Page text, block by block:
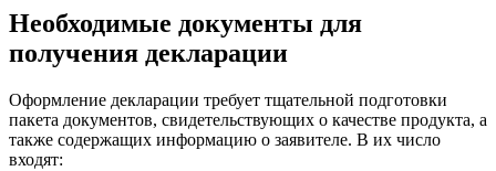
Необходимые документы для
получения декларации
Оформление декларации требует тщательной подготовки
пакета документов, свидетельствующих о качестве продукта, а
также содержащих информацию о заявителе. В их число
входят: